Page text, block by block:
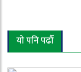
यो पनि पढौँ